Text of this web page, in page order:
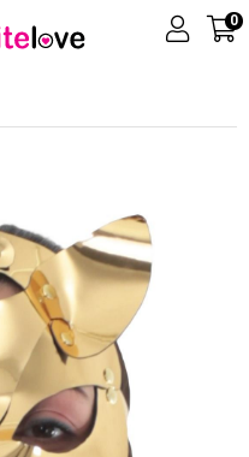
0